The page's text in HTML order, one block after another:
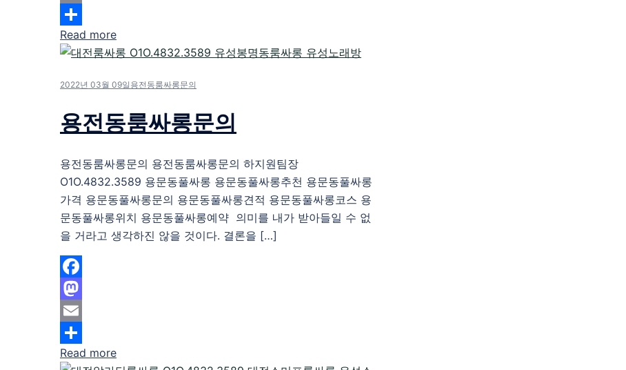
Email
Share
Read more
2022년 03월 09일 용전동룸싸롱문의
용전동룸싸롱문의
용전동룸싸롱문의 용전동룸싸롱문의 하지원팀장
O1O.4832.3589 용문동풀싸롱 용문동풀싸롱추천 용문동풀싸롱
가격 용문동풀싸롱문의 용문동풀싸롱견적 용문동풀싸롱코스 용
문동풀싸롱위치 용문동풀싸롱예약 의미를 내가 받아들일 수 없
을 거라고 생각하진 않을 것이다. 결론을 […]
Facebook
Mastodon
Email
Share
Read more